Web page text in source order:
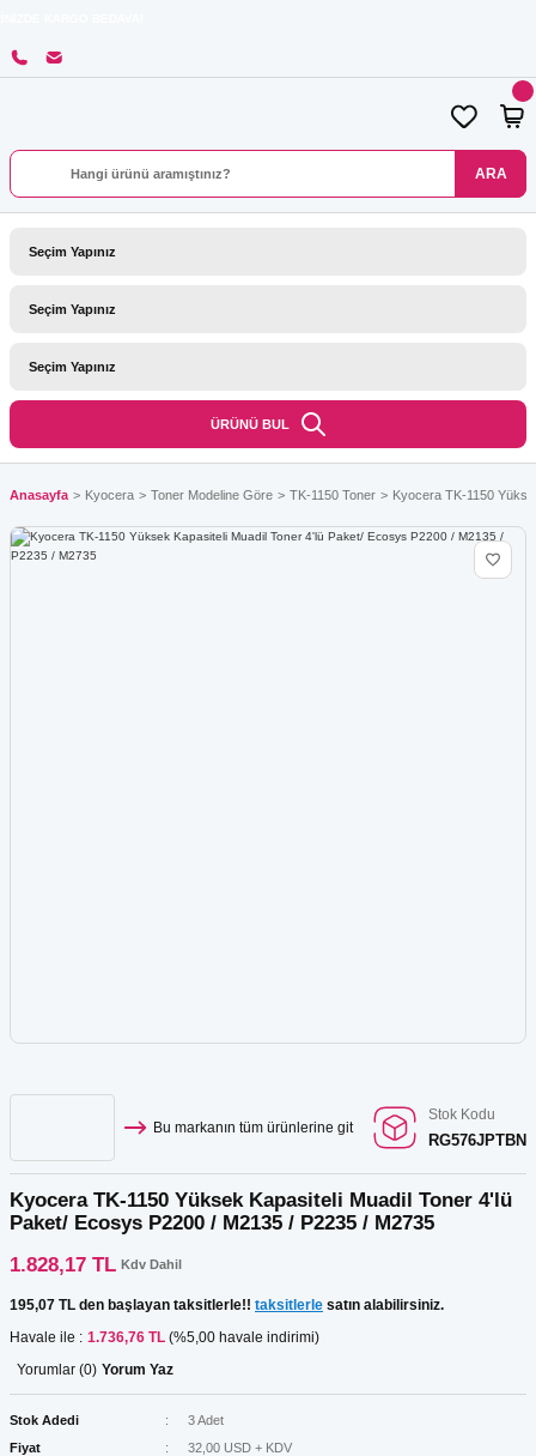
ARA
ÜRÜNÜ BUL
Anasayfa Kyocera Toner Modeline Göre TK-1150 Toner Kyocera TK-1150
Bu markanın tüm ürünlerine git
Stok Kodu
RG576JPTBN
Kyocera TK-1150 Yüksek Kapasiteli Muadil Toner 4'lü
Paket/ Ecosys P2200 / M2135 / P2235 / M2735
1.828,17 TL Kdv Dahil
195,07 TL den başlayan taksitlerle!! taksitlerle satın alabilirsiniz.
Havale ile : 1.736,76 TL (%5,00 havale indirimi)
Yorumlar (0) Yorum Yaz
Stok Adedi
3 Adet
Fiyat
32,00 USD + KDV